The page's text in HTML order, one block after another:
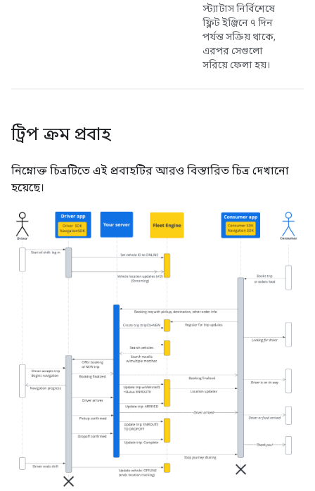
স্ট্যাটাস নির্বিশেষে
ফ্লিট ইঞ্জিনে ৭ দিন
পর্যন্ত সক্রিয় থাকে,
এরপর সেগুলো
সরিয়ে ফেলা হয়।
ট্রিপ ক্রম প্রবাহ
নিম্নোক্ত চিত্রটিতে এই প্রবাহটির আরও বিস্তারিত চিত্র দেখানো
হয়েছে।